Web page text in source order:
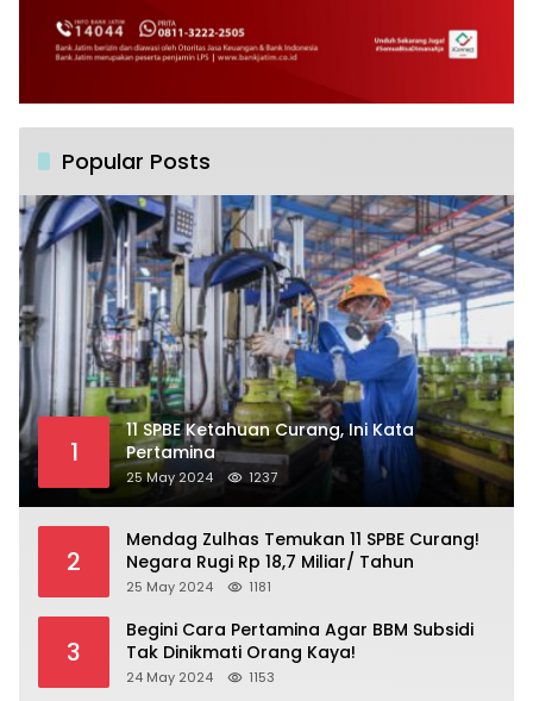
Popular Posts
1
11 SPBE Ketahuan Curang, Ini Kata
Pertamina
25 May 2024 1237
2
Mendag Zulhas Temukan 11 SPBE Curang!
Negara Rugi Rp 18,7 Miliar/ Tahun
25 May 2024 1181
3
Begini Cara Pertamina Agar BBM Subsidi
Tak Dinikmati Orang Kaya!
24 May 2024 1153